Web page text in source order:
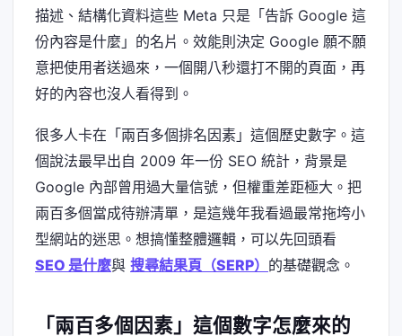
描述、結構化資料這些 Meta 只是「告訴 Google 這
份內容是什麼」的名片。效能則決定 Google 願不願
意把使用者送過來，一個開八秒還打不開的頁面，再
好的內容也沒人看得到。
很多人卡在「兩百多個排名因素」這個歷史數字。這
個說法最早出自 2009 年一份 SEO 統計，背景是
Google 內部曾用過大量信號，但權重差距極大。把
兩百多個當成待辦清單，是這幾年我看過最常拖垮小
型網站的迷思。想搞懂整體邏輯，可以先回頭看
SEO 是什麼與 搜尋結果頁（SERP） 的基礎觀念。
「兩百多個因素」這個數字怎麼來的